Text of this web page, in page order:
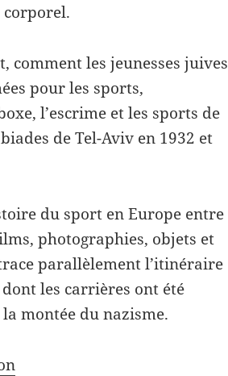
comment les jeunesses juives
pour les sports,
l’escrime et les sports de
de Tel-Aviv en 1932 et
du sport en Europe entre
photographies, objets et
parallèlement l’itinéraire
les carrières ont été
montée du nazisme.